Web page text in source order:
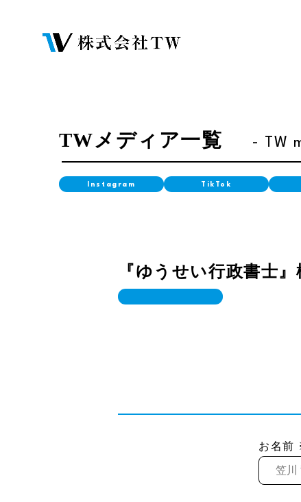
TWメディア一覧 - TW
Instagram TikTok
『ゆうせい行政書士』
お名前